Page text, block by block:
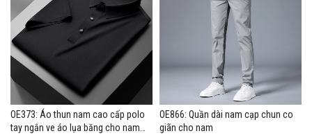
OE373: Áo thun nam cao cấp polo
tay ngắn ve áo lụa băng cho nam
OE866: Quần dài nam cạp chun co
giãn cho nam